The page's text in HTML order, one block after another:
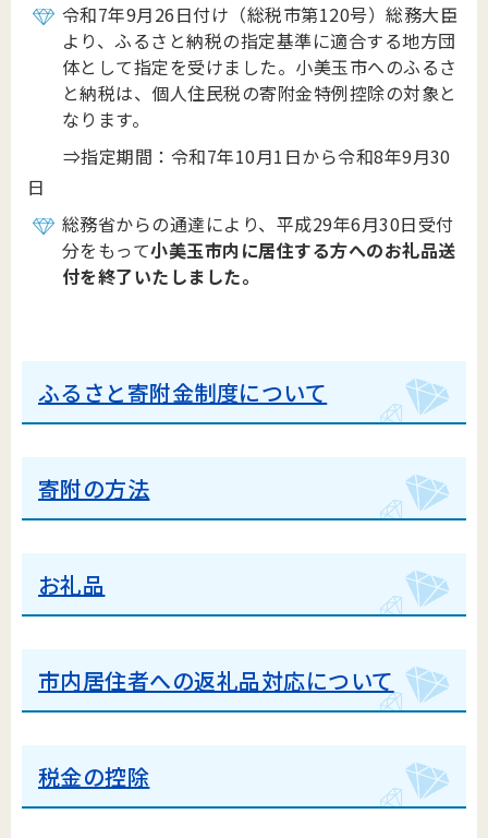
令和7年9月26日付け（総税市第120号）総務大臣
より、ふるさと納税の指定基準に適合する地方団
体として指定を受けました。小美玉市へのふるさ
と納税は、個人住民税の寄附金特例控除の対象と
なります。
⇒指定期間：令和7年10月1日から令和8年9月30
日
総務省からの通達により、平成29年6月30日受付
分をもって小美玉市内に居住する方へのお礼品送
付を終了いたしました。
ふるさと寄附金制度について
寄附の方法
お礼品
市内居住者への返礼品対応について
税金の控除